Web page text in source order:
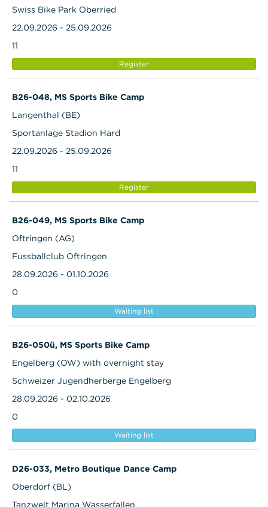
Swiss Bike Park Oberried
22.09.2026 - 25.09.2026
11
Register
B26-048, MS Sports Bike Camp
Langenthal (BE)
Sportanlage Stadion Hard
22.09.2026 - 25.09.2026
11
Register
B26-049, MS Sports Bike Camp
Oftringen (AG)
Fussballclub Oftringen
28.09.2026 - 01.10.2026
0
Waiting list
B26-050ü, MS Sports Bike Camp
Engelberg (OW) with overnight stay
Schweizer Jugendherberge Engelberg
28.09.2026 - 02.10.2026
0
Waiting list
D26-033, Metro Boutique Dance Camp
Oberdorf (BL)
Tanzwelt Marina Wasserfallen